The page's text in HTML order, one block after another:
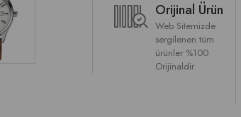
Orijinal Ürün
Web Sitemizde
sergilenen tüm
ürünler %100
Orijinaldir.